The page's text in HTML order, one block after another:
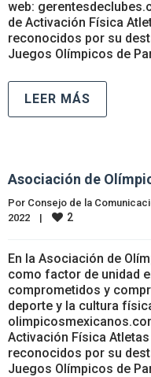
web:
de Activación Física
reconocidos por su
Juegos Olímpicos de
LEER MÁS
Asociación de
Por Consejo de la
2022 | 2
En la Asociación de
como factor de unidad
comprometidos y
deporte y la cultura
Activación Física
reconocidos por su
Juegos Olímpicos de